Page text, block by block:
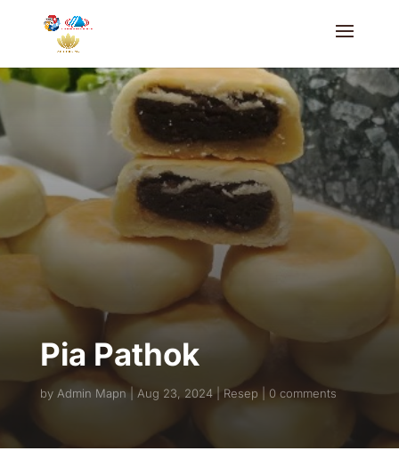
Pia Pathok
by Admin Mapn Aug 23, 2024 Resep 0 comments